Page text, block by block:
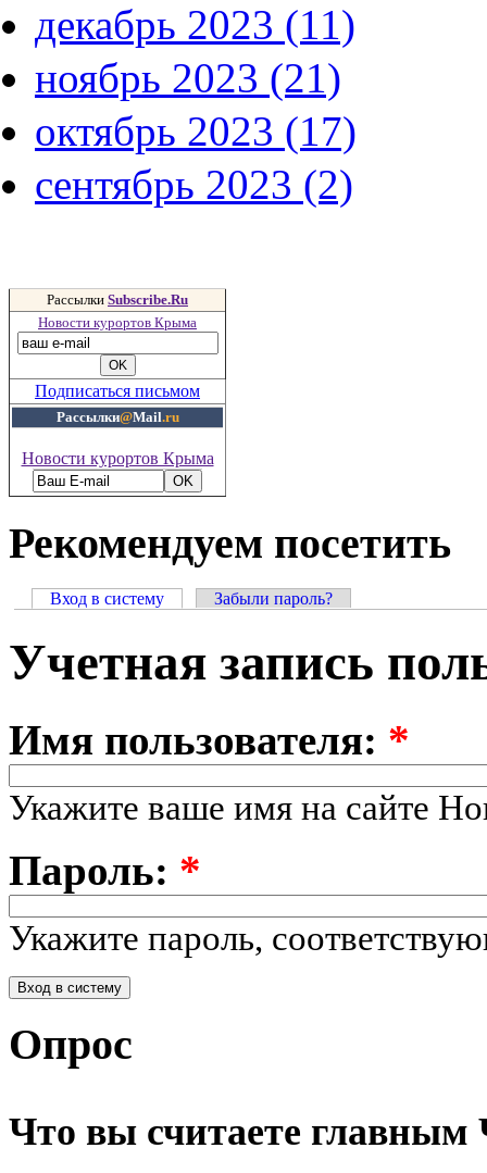
декабрь 2023 (11)
ноябрь 2023 (21)
октябрь 2023 (17)
сентябрь 2023 (2)
Рассылки Subscribe.Ru
Новости курортов Крыма
Подписаться письмом
Рассылки@Mail.ru
Новости курортов Крыма
Рекомендуем посетить
Вход в систему Забыли пароль?
Учетная запись
Имя пользователя: *
Укажите ваше имя на сайте
Пароль: *
Укажите пароль,
Опрос
Что вы считаете